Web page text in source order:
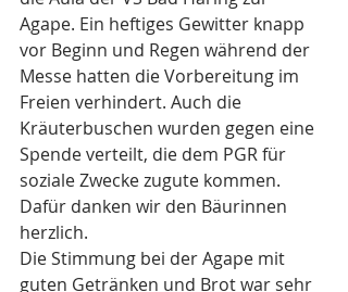
Agape. Ein heftiges Gewitter knapp
vor Beginn und Regen während der
Messe hatten die Vorbereitung im
Freien verhindert. Auch die
Kräuterbuschen wurden gegen eine
Spende verteilt, die dem PGR für
soziale Zwecke zugute kommen.
Dafür danken wir den Bäurinnen
herzlich.
Die Stimmung bei der Agape mit
guten Getränken und Brot war sehr